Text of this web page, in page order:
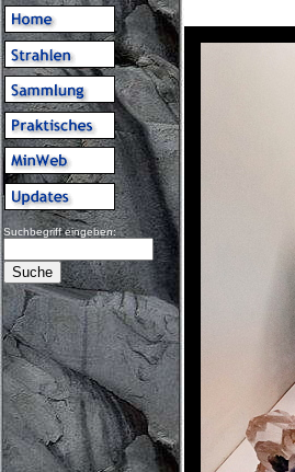
Suchbegriff eingeben: